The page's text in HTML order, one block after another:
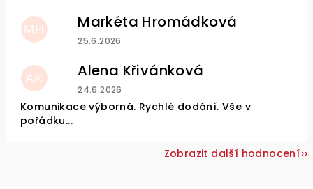
MH Markéta Hromádková
Hodnocení obchodu je 5 z 5 hvězdiček.
25.6.2026
AK Alena Křivánková
Hodnocení obchodu je 5 z 5 hvězdiček.
24.6.2026
Komunikace výborná. Rychlé dodání. Vše v
pořádku...
Zobrazit další hodnocení